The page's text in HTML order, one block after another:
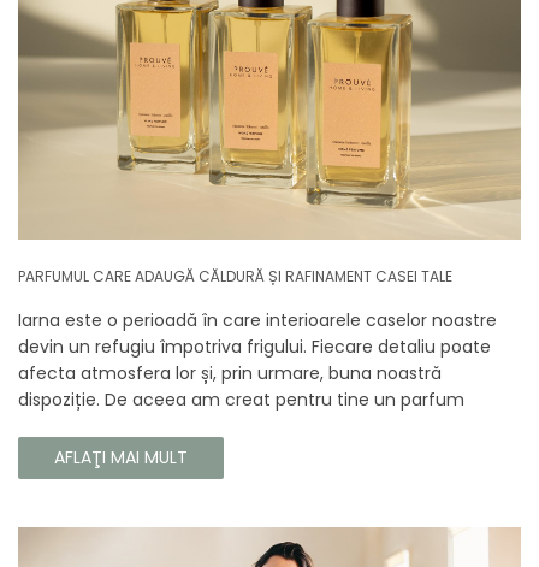
PARFUMUL CARE ADAUGĂ CĂLDURĂ ȘI RAFINAMENT CASEI TALE
Iarna este o perioadă în care interioarele caselor noastre
devin un refugiu împotriva frigului. Fiecare detaliu poate
afecta atmosfera lor și, prin urmare, buna noastră
dispoziție. De aceea am creat pentru tine un parfum
fiecare colț al casei tale cu căldura și magia aromelor de
iarnă. Noua noastră compoziție combină notele picante și
interiorul casei tale. Te va face să vrei ca momentele
trecătoare ale iernii să dureze mai mult timp.
AFLAŢI MAI MULT